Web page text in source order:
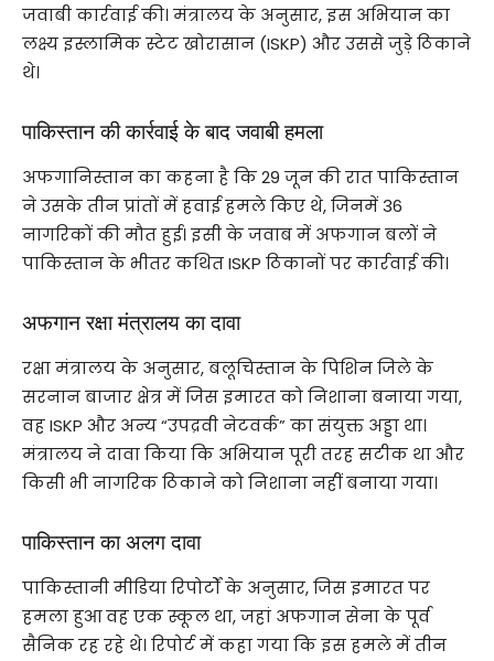
जवाबी कार्रवाई की। मंत्रालय के अनुसार, इस अभियान का
लक्ष्य इस्लामिक स्टेट खोरासान (ISKP) और उससे जुड़े ठिकाने
थे।
पाकिस्तान की कार्रवाई के बाद जवाबी हमला
अफगानिस्तान का कहना है कि 29 जून की रात पाकिस्तान
ने उसके तीन प्रांतों में हवाई हमले किए थे, जिनमें 36
नागरिकों की मौत हुई। इसी के जवाब में अफगान बलों ने
पाकिस्तान के भीतर कथित ISKP ठिकानों पर कार्रवाई की।
अफगान रक्षा मंत्रालय का दावा
रक्षा मंत्रालय के अनुसार, बलूचिस्तान के पिशिन जिले के
सरनान बाजार क्षेत्र में जिस इमारत को निशाना बनाया गया,
वह ISKP और अन्य “उपद्रवी नेटवर्क” का संयुक्त अड्डा था।
मंत्रालय ने दावा किया कि अभियान पूरी तरह सटीक था और
किसी भी नागरिक ठिकाने को निशाना नहीं बनाया गया।
पाकिस्तान का अलग दावा
पाकिस्तानी मीडिया रिपोर्टों के अनुसार, जिस इमारत पर
हमला हुआ वह एक स्कूल था, जहां अफगान सेना के पूर्व
सैनिक रह रहे थे। रिपोर्ट में कहा गया कि इस हमले में तीन